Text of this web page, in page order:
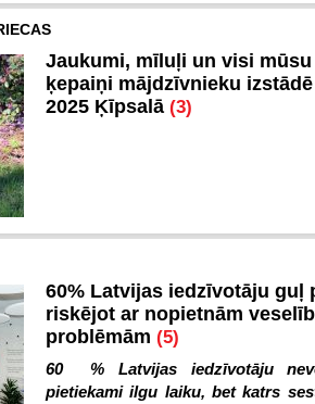
Jaukumi, mīluļi un visi
ķepaiņi mājdzīvnieku
2025 Ķīpsalā (3)
60% Latvijas iedzīvotāju guļ
riskējot ar nopietnām
problēmām (5)
60 % Latvijas iedzīvotāju
pietiekami ilgu laiku, bet katrs